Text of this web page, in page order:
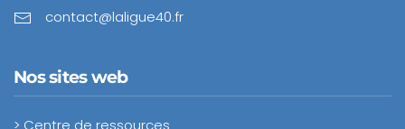
contact@laligue40.fr
Nos sites web
> Centre de ressources